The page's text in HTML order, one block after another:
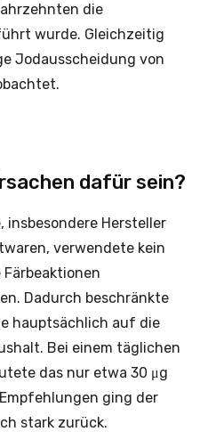
die
wurde. Gleichzeitig
Jodausscheidung von
dafür sein?
insbesondere Hersteller
verwendete kein
Dadurch beschränkte
hauptsächlich auf die
Bei einem täglichen
das nur etwa 30 μg
ging der
stark zurück.